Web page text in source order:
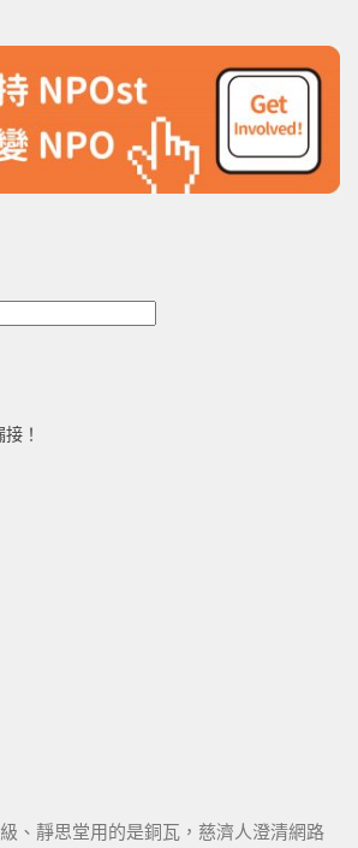
！
、靜思堂用的是銅瓦，慈濟人澄清網路